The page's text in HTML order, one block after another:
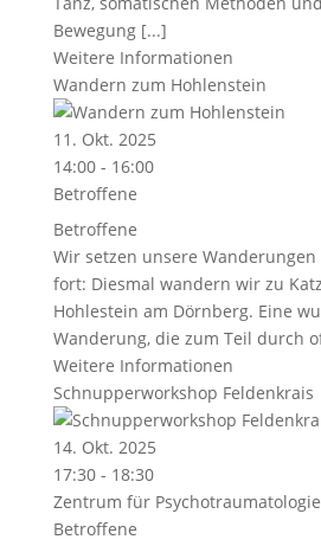
Bewegung [...]
Weitere Informationen
Wandern zum Hohlenstein
11. Okt. 2025
14:00 - 16:00
Betroffene
Betroffene
Wir setzen unsere
fort: Diesmal wandern wir zu
Hohlestein am Dörnberg. Eine
Wanderung, die zum Teil durch
Weitere Informationen
Schnupperworkshop Feldenkrais
14. Okt. 2025
17:30 - 18:30
Zentrum für Psychotraumatologie
Betroffene